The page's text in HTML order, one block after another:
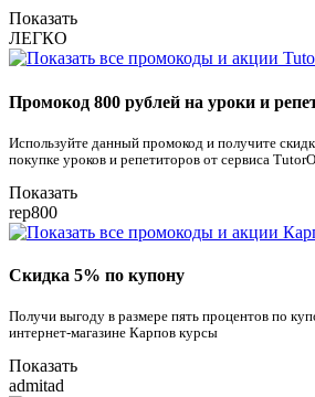
Показать
ЛЕГКО
Промокод 800 рублей на уроки и
Используйте данный промокод и получите
покупке уроков и репетиторов от сервиса
Показать
rep800
Скидка 5% по купону
Получи выгоду в размере пять процентов по
интернет-магазине Карпов курсы
Показать
admitad